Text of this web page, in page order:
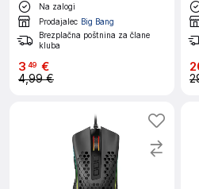
Na zalogi
Prodajalec Big Bang
Brezplačna poštnina za člane
kluba
3 49 €
4,99 €